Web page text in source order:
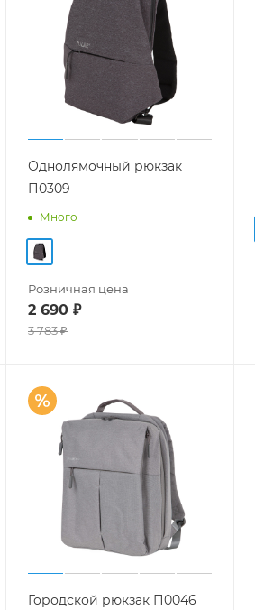
Однолямочный рюкзак
П0309
Много
Розничная цена
2 690 ₽
3 783₽
Городской рюкзак П0046